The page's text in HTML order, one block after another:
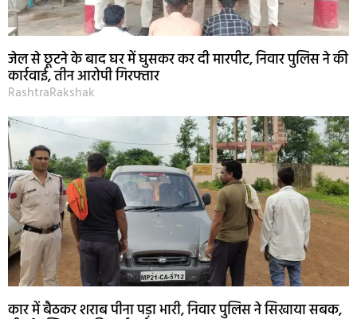
जेल से छूटने के बाद घर में घुसकर कर दी मारपीट, निवार पुलिस ने की
कार्रवाई, तीन आरोपी गिरफ्तार
RashtraRakshak
कार में बैठकर शराब पीना पड़ा भारी, निवार पुलिस ने सिखाया सबक,